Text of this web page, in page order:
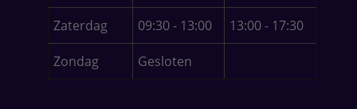
Zaterdag 09:30 - 13:00 13:00 - 17:30
Zondag Gesloten